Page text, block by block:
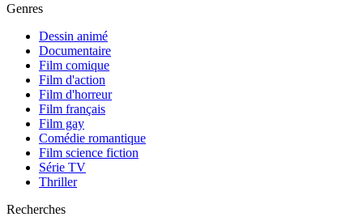
Genres
Dessin animé
Documentaire
Film comique
Film d'action
Film d'horreur
Film français
Film gay
Comédie romantique
Film science fiction
Série TV
Thriller
Recherches